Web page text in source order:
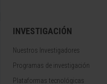
INVESTIGACIÓN
Nuestros Investigadores
Programas de investigación
Plataformas tecnológicas